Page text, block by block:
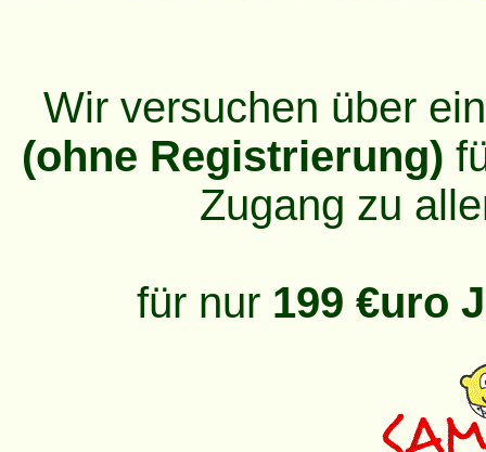
Wir versuchen über
(ohne Registrierung)
Zugang zu
für nur 199 €uro